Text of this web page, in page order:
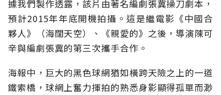
據我們製作透露，該片由著名編劇張冀操刀劇本，
預計2015年年底開機拍攝。這是繼電影《中國合
夥人》（海闊天空）、《親愛的》之後，導演陳可
辛與編劇張冀的第三次攜手合作。
海報中，巨大的黑色球網猶如橫跨天險之上的一道
鐵索橋，球網上奮力揮拍的熟悉身影顯得孤單而渺